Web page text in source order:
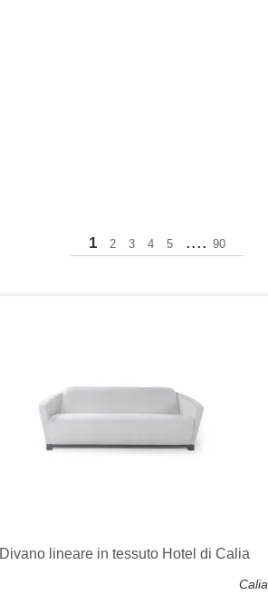
1 2 3 4 5 .... 90
Divano lineare in tessuto Hotel di Calia
Calia